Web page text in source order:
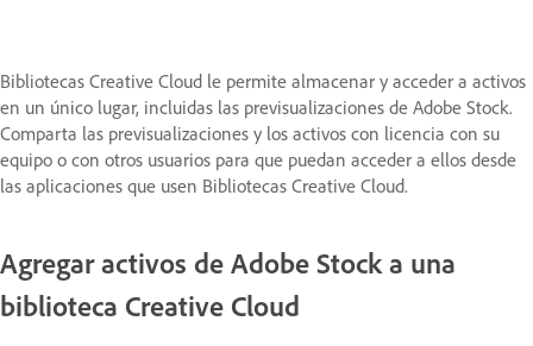
Bibliotecas Creative Cloud le permite almacenar y acceder a activos
en un único lugar, incluidas las previsualizaciones de Adobe Stock.
Comparta las previsualizaciones y los activos con licencia con su
equipo o con otros usuarios para que puedan acceder a ellos desde
las aplicaciones que usen Bibliotecas Creative Cloud.
Agregar activos de Adobe Stock a una
biblioteca Creative Cloud